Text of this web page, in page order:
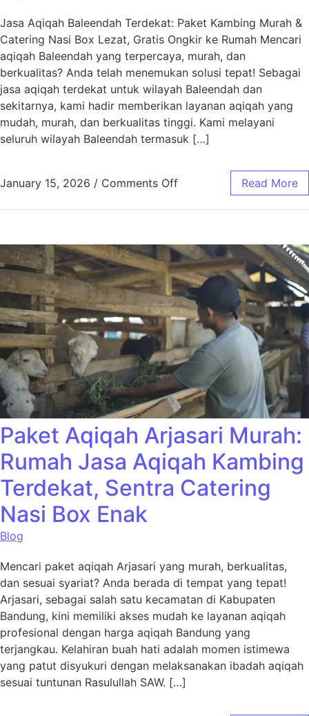
Jasa Aqiqah Baleendah Terdekat: Paket Kambing Murah &
Catering Nasi Box Lezat, Gratis Ongkir ke Rumah Mencari
aqiqah Baleendah yang terpercaya, murah, dan
berkualitas? Anda telah menemukan solusi tepat! Sebagai
jasa aqiqah terdekat untuk wilayah Baleendah dan
sekitarnya, kami hadir memberikan layanan aqiqah yang
mudah, murah, dan berkualitas tinggi. Kami melayani
seluruh wilayah Baleendah termasuk […]
January 15, 2026 / Comments Off Read More
Paket Aqiqah Arjasari Murah:
Rumah Jasa Aqiqah Kambing
Terdekat, Sentra Catering
Nasi Box Enak
Blog
Mencari paket aqiqah Arjasari yang murah, berkualitas,
dan sesuai syariat? Anda berada di tempat yang tepat!
Arjasari, sebagai salah satu kecamatan di Kabupaten
Bandung, kini memiliki akses mudah ke layanan aqiqah
profesional dengan harga aqiqah Bandung yang
terjangkau. Kelahiran buah hati adalah momen istimewa
yang patut disyukuri dengan melaksanakan ibadah aqiqah
sesuai tuntunan Rasulullah SAW. […]